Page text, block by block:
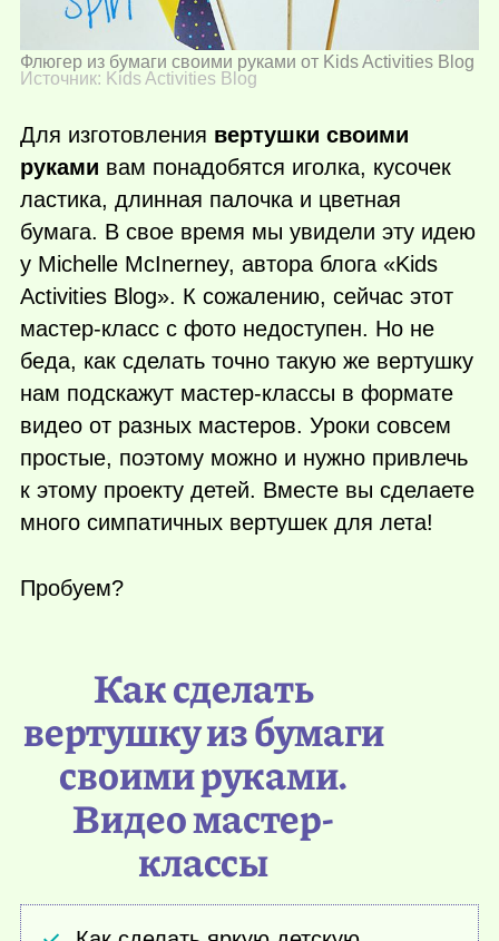
Флюгер из бумаги своими руками от Kids Activities Blog
Источник: Kids Activities Blog
Для изготовления вертушки своими
руками вам понадобятся иголка, кусочек
ластика, длинная палочка и цветная
бумага. В свое время мы увидели эту идею
у Michelle McInerney, автора блога «Kids
Activities Blog». К сожалению, сейчас этот
мастер-класс с фото недоступен. Но не
беда, как сделать точно такую же вертушку
нам подскажут мастер-классы в формате
видео от разных мастеров. Уроки совсем
простые, поэтому можно и нужно привлечь
к этому проекту детей. Вместе вы сделаете
много симпатичных вертушек для лета!
Пробуем?
Как сделать
вертушку из бумаги
своими руками.
Видео мастер-
классы